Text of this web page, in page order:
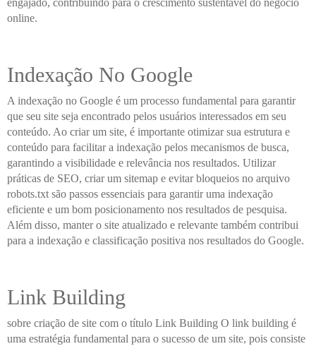
engajado, contribuindo para o crescimento sustentável do negócio
online.
Indexação No Google
A indexação no Google é um processo fundamental para garantir
que seu site seja encontrado pelos usuários interessados em seu
conteúdo. Ao criar um site, é importante otimizar sua estrutura e
conteúdo para facilitar a indexação pelos mecanismos de busca,
garantindo a visibilidade e relevância nos resultados. Utilizar
práticas de SEO, criar um sitemap e evitar bloqueios no arquivo
robots.txt são passos essenciais para garantir uma indexação
eficiente e um bom posicionamento nos resultados de pesquisa.
Além disso, manter o site atualizado e relevante também contribui
para a indexação e classificação positiva nos resultados do Google.
Link Building
sobre criação de site com o título Link Building O link building é
uma estratégia fundamental para o sucesso de um site, pois consiste